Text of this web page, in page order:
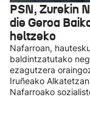
PSN, Zurekin
die Geroa
heltzeko
Nafarroan,
baldintzatutako
ezagutzera
Iruñeako
Nafarroako